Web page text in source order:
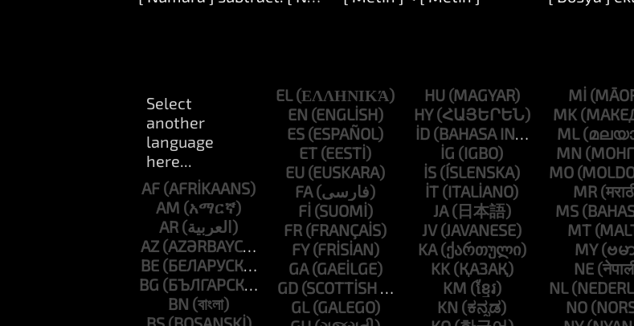
AF
AM
AR
AZ
BE
BG
BN
EL
EN
ES
ET
EU
FA
FI
FR
FY
GA
GD
GL
HU
HY
ID
IG
IS
IT
JA
JV
KA
KK
KM
KN
MI
MK
ML
MN
MO
MR
MS
MT
MY
NE
NL
NO